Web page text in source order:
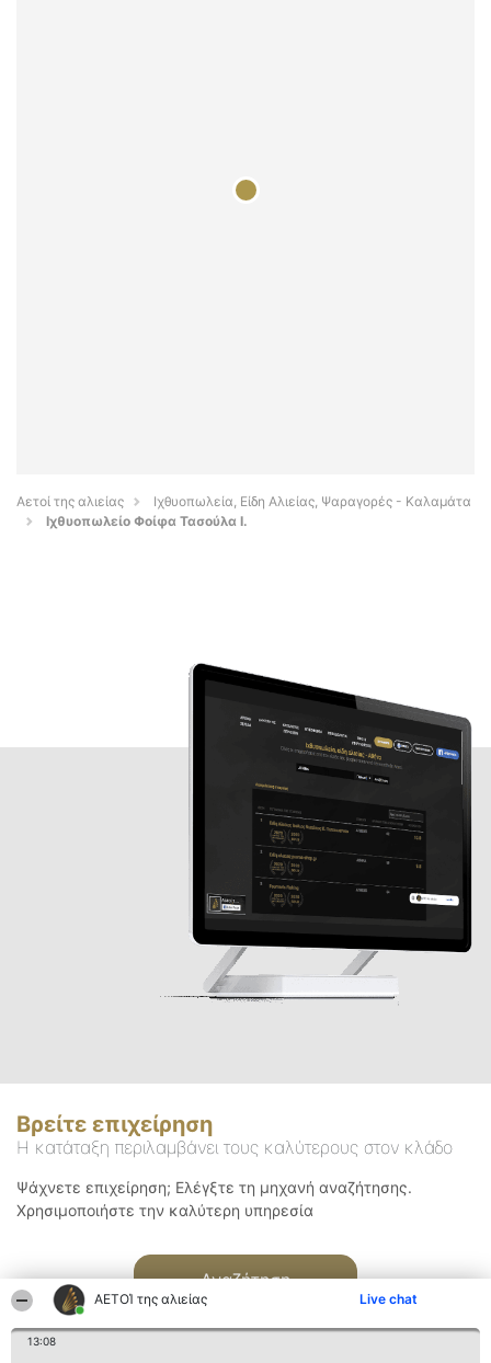
ΑΕΤΟΊ της αλιείας Live chat
13:08
Αετοί της αλιείας
Ιχθυοπωλεία, Είδη Αλιείας, Ψαραγορές - Καλαμάτα
Ιχθυοπωλείο Φοίφα Τασούλα Ι.
Βρείτε επιχείρηση
Η κατάταξη περιλαμβάνει τους καλύτερους στον κλάδο
Ψάχνετε επιχείρηση; Ελέγξτε τη μηχανή αναζήτησης.
Χρησιμοποιήστε την καλύτερη υπηρεσία
Αναζήτηση